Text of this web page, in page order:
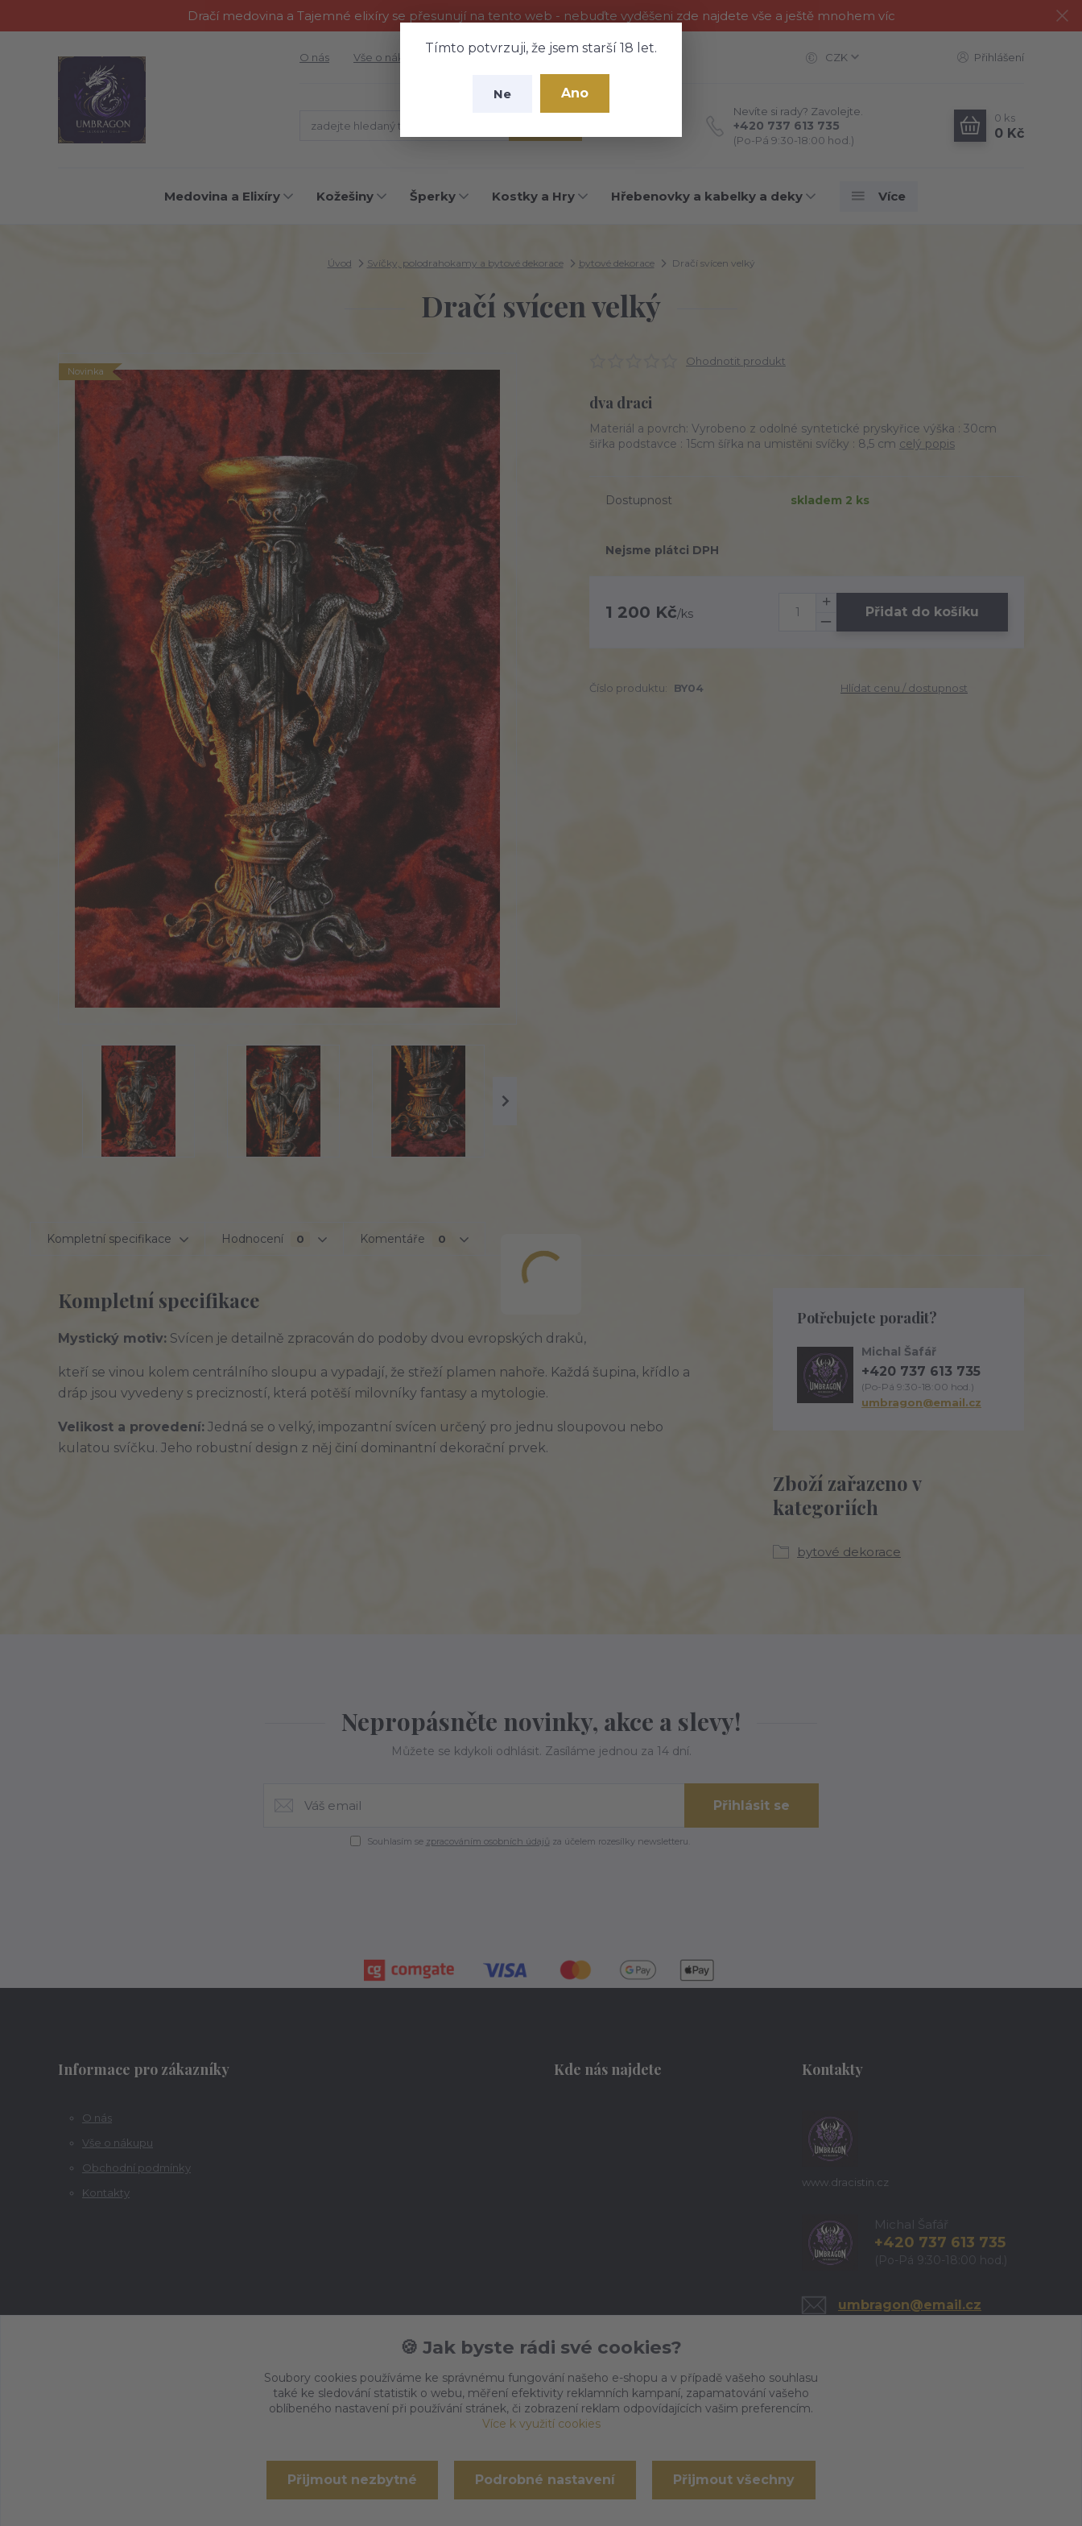
Dračí medovina a Tajemné elixíry se přesunují na tento web - nebuďte vyděšeni zde najdete vše a ještě mnohem víc
Tímto potvrzuji, že jsem starší 18 let.
Ne Ano
O nás Vše o nákupu Fotogalerie Kontakty CZK Přihlášení
Nevíte si rady? Zavolejte.
+420 737 613 735
(Po-Pá 9:30-18:00 hod.)
0 ks
0 Kč
Medovina a Elixíry Kožešiny Šperky Kostky a Hry Hřebenovky a kabelky a deky Více
Úvod Svíčky, polodrahokamy a bytové dekorace bytové dekorace Dračí svícen velký
Dračí svícen velký
Novinka
Ohodnotit produkt
dva draci
Materiál a povrch: Vyrobeno z odolné syntetické pryskyřice výška : 30cm
šiřka podstavce : 15cm šířka na umistěni svíčky : 8,5 cm celý popis
Dostupnost skladem 2 ks
Nejsme plátci DPH
1 200 Kč/ks Přidat do košíku
Číslo produktu: BY04 Hlídat cenu / dostupnost
Kompletní specifikace Hodnocení 0 Komentáře 0
Kompletní specifikace
Mystický motiv: Svícen je detailně zpracován do podoby dvou evropských draků,
kteří se vinou kolem centrálního sloupu a vypadají, že střeží plamen nahoře. Každá šupina, křídlo a
dráp jsou vyvedeny s precizností, která potěší milovníky fantasy a mytologie.
Velikost a provedení: Jedná se o velký, impozantní svícen určený pro jednu sloupovou nebo
kulatou svíčku. Jeho robustní design z něj činí dominantní dekorační prvek.
Zboží zařazeno v
kategoriích
bytové dekorace
Potřebujete poradit?
Michal Šafář
+420 737 613 735
(Po-Pá 9:30-18:00 hod.)
umbragon@email.cz
Nepropásněte novinky, akce a slevy!
Můžete se kdykoli odhlásit. Zasíláme jednou za 14 dní.
Přihlásit se
Souhlasím se zpracováním osobních údajů za účelem rozesílky newsletteru.
Informace pro zákazníky
O nás
Vše o nákupu
Obchodní podmínky
Kontakty
Kde nás najdete Kontakty
www.dracistin.cz
Michal Šafář
+420 737 613 735
(Po-Pá 9:30-18:00 hod.)
umbragon@email.cz
Vytvořeno na Eshop-rychle.cz
🍪 Jak byste rádi své cookies?
Soubory cookies používáme ke správnému fungování našeho e-shopu a v případě vašeho souhlasu
také ke sledování statistik o webu, měření efektivity reklamních kampaní, zapamatování vašeho
oblíbeného nastavení při používání stránek, či zobrazení reklam odpovídajících vašim preferencím.
Více k využití cookies
Přijmout nezbytné Podrobné nastavení Přijmout všechny